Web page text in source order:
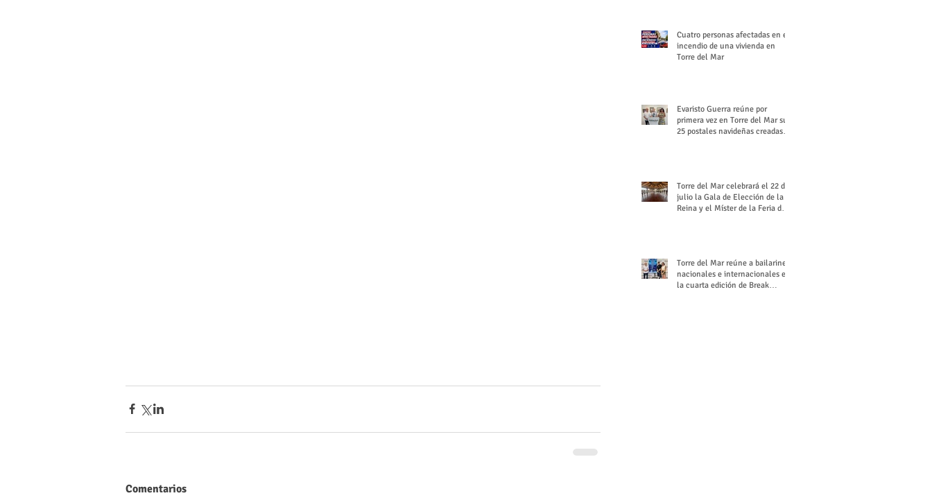
Comentarios
Cuatro personas afectadas en el
incendio de una vivienda en
Torre del Mar
Evaristo Guerra reúne por
primera vez en Torre del Mar sus
25 postales navideñas creadas
Torre del Mar celebrará el 22 de
julio la Gala de Elección de la
Reina y el Míster de la Feria de
Torre del Mar reúne a bailarines
nacionales e internacionales en
la cuarta edición de Break